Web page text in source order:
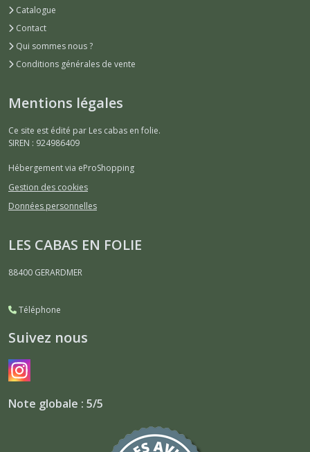
Catalogue
Contact
Qui sommes nous ?
Conditions générales de vente
Mentions légales
Ce site est édité par Les cabas en folie.
SIREN : 924986409
Hébergement via eProShopping
Gestion des cookies
Données personnelles
LES CABAS EN FOLIE
88400 GERARDMER
Téléphone
Suivez nous
Note globale : 5/5